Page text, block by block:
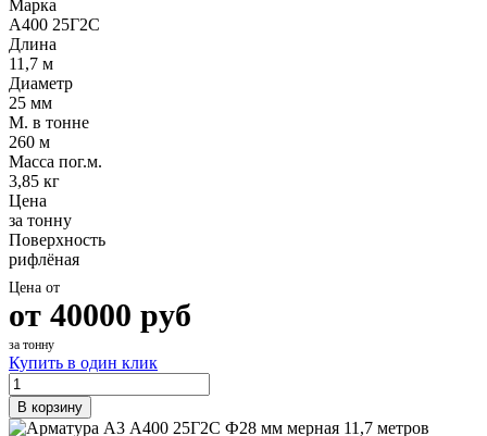
Марка
А400 25Г2С
Длина
11,7 м
Диаметр
25 мм
М. в тонне
260 м
Масса пог.м.
3,85 кг
Цена
за тонну
Поверхность
рифлёная
Цена от
от 40000 руб
за тонну
Купить в один клик
В корзину